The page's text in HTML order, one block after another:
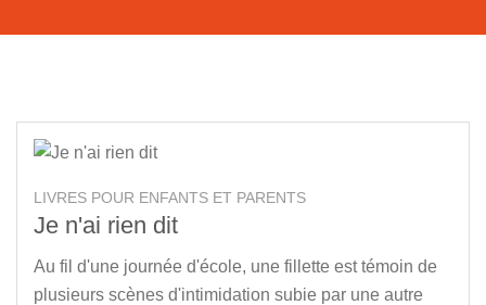
LIVRES POUR ENFANTS ET PARENTS
Je n'ai rien dit
Au fil d'une journée d'école, une fillette est témoin de
plusieurs scènes d'intimidation subie par une autre